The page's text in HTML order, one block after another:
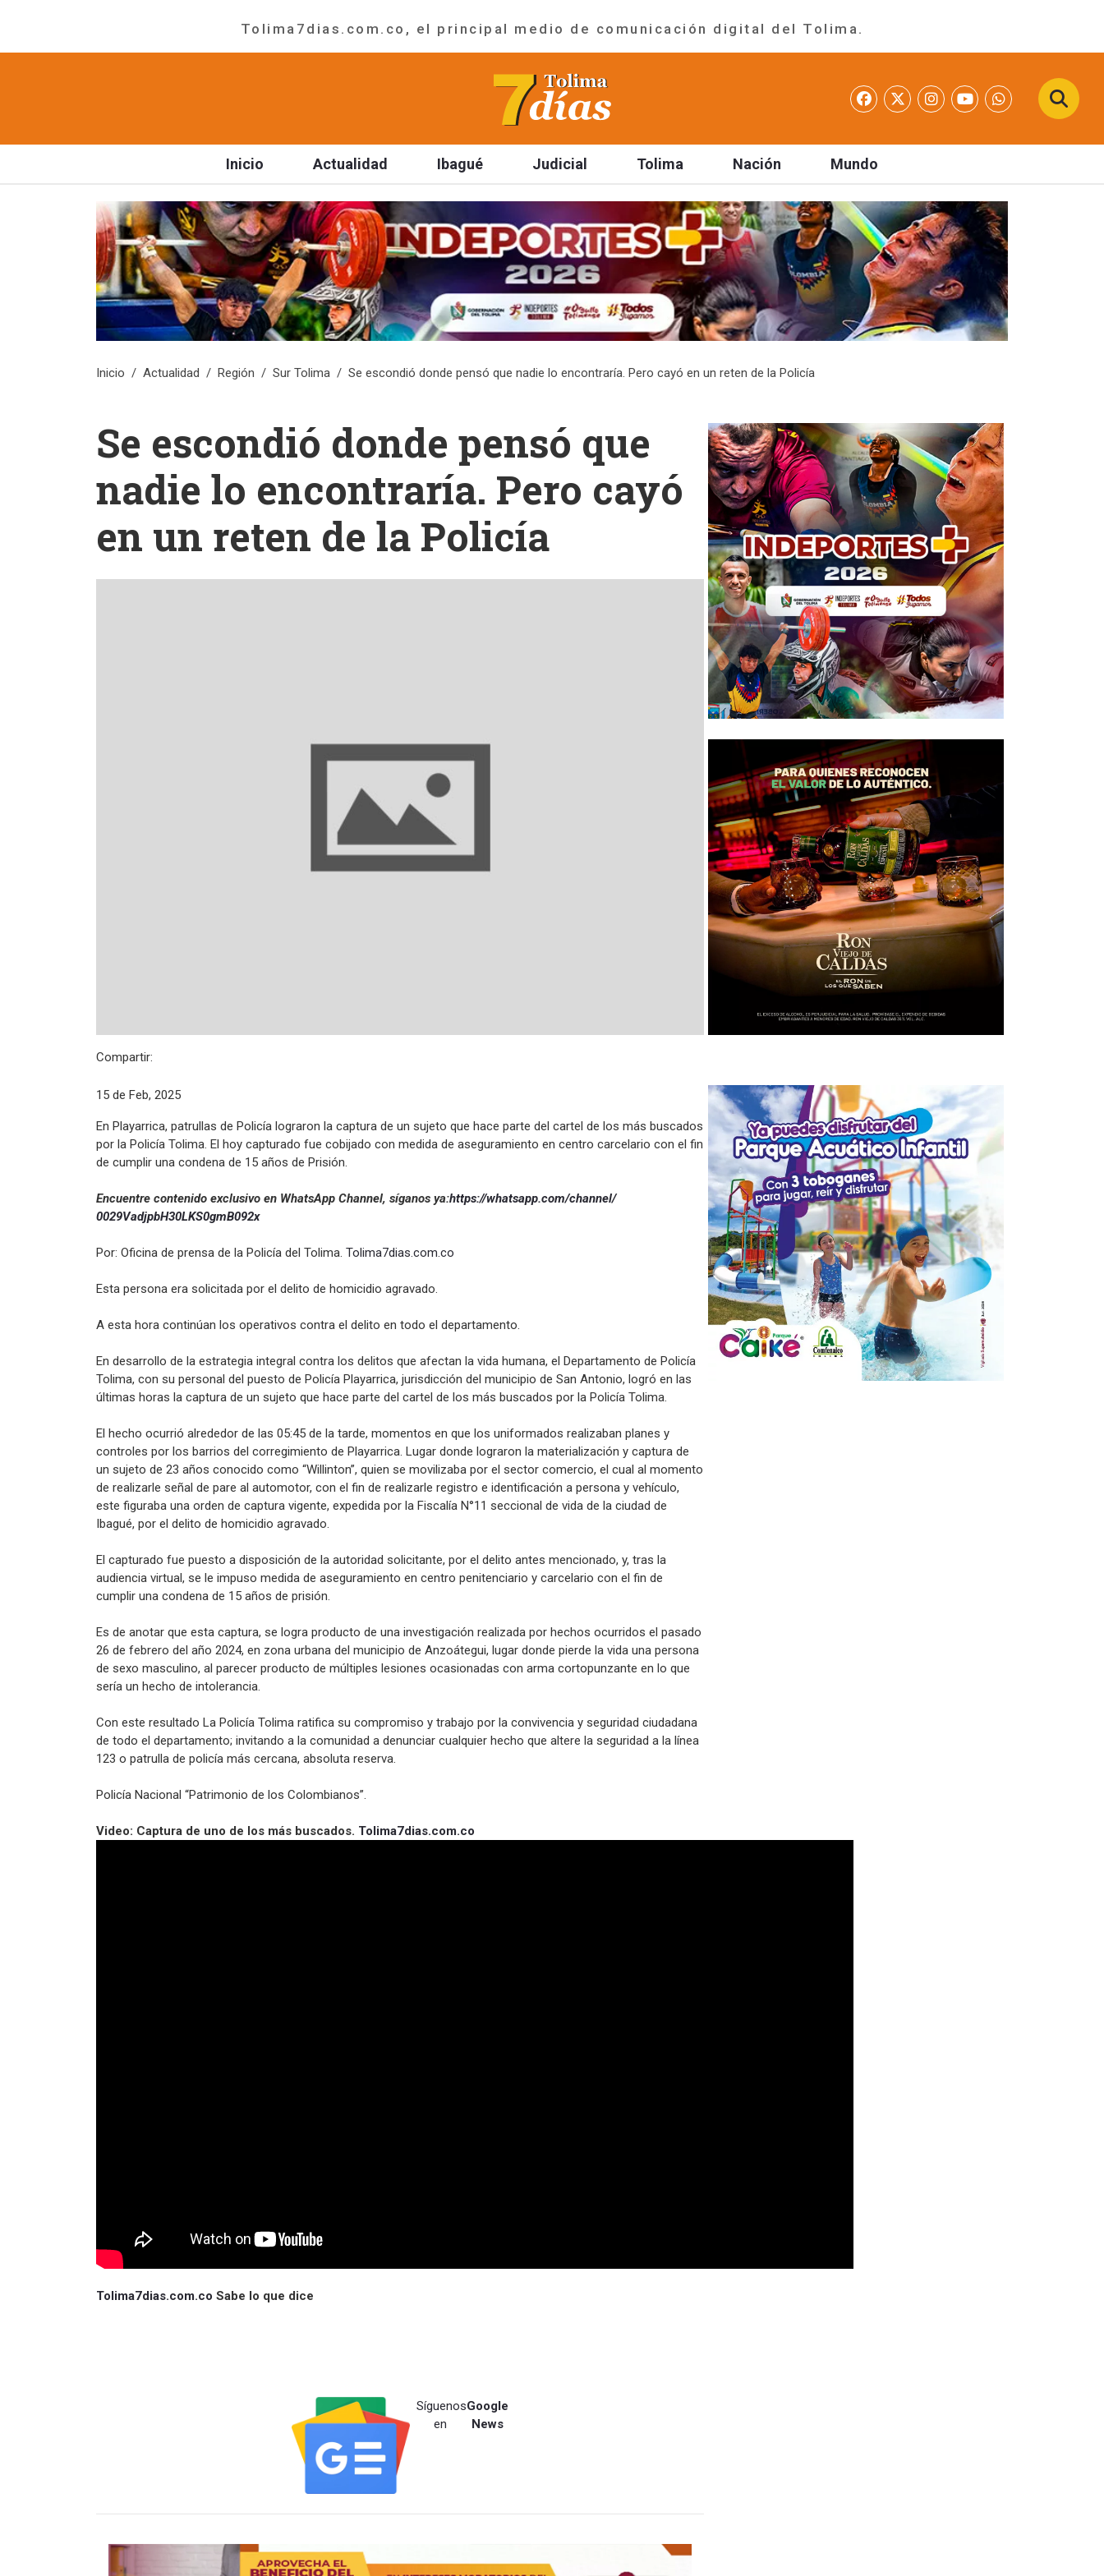
Tolima7dias.com.co, el principal medio de comunicación digital del Tolima.
Inicio Actualidad Ibagué Judicial Tolima Nación Mundo
Inicio Actualidad Región Sur Tolima Se escondió donde pensó que nadie lo encontraría. Pero cayó en un reten de la Policía
Se escondió donde pensó que
nadie lo encontraría. Pero cayó
en un reten de la Policía
Compartir:
15 de Feb, 2025
En Playarrica, patrullas de Policía lograron la captura de un sujeto que hace parte del cartel de los más buscados
por la Policía Tolima. El hoy capturado fue cobijado con medida de aseguramiento en centro carcelario con el fin
de cumplir una condena de 15 años de Prisión.
Encuentre contenido exclusivo en WhatsApp Channel, síganos ya:https://whatsapp.com/channel/
0029VadjpbH30LKS0gmB092x
Por: Oficina de prensa de la Policía del Tolima. Tolima7dias.com.co
Esta persona era solicitada por el delito de homicidio agravado.
A esta hora continúan los operativos contra el delito en todo el departamento.
En desarrollo de la estrategia integral contra los delitos que afectan la vida humana, el Departamento de Policía
Tolima, con su personal del puesto de Policía Playarrica, jurisdicción del municipio de San Antonio, logró en las
últimas horas la captura de un sujeto que hace parte del cartel de los más buscados por la Policía Tolima.
El hecho ocurrió alrededor de las 05:45 de la tarde, momentos en que los uniformados realizaban planes y
controles por los barrios del corregimiento de Playarrica. Lugar donde lograron la materialización y captura de
un sujeto de 23 años conocido como “Willinton”, quien se movilizaba por el sector comercio, el cual al momento
de realizarle señal de pare al automotor, con el fin de realizarle registro e identificación a persona y vehículo,
este figuraba una orden de captura vigente, expedida por la Fiscalía N°11 seccional de vida de la ciudad de
Ibagué, por el delito de homicidio agravado.
El capturado fue puesto a disposición de la autoridad solicitante, por el delito antes mencionado, y, tras la
audiencia virtual, se le impuso medida de aseguramiento en centro penitenciario y carcelario con el fin de
cumplir una condena de 15 años de prisión.
Es de anotar que esta captura, se logra producto de una investigación realizada por hechos ocurridos el pasado
26 de febrero del año 2024, en zona urbana del municipio de Anzoátegui, lugar donde pierde la vida una persona
de sexo masculino, al parecer producto de múltiples lesiones ocasionadas con arma cortopunzante en lo que
sería un hecho de intolerancia.
Con este resultado La Policía Tolima ratifica su compromiso y trabajo por la convivencia y seguridad ciudadana
de todo el departamento; invitando a la comunidad a denunciar cualquier hecho que altere la seguridad a la línea
123 o patrulla de policía más cercana, absoluta reserva.
Policía Nacional “Patrimonio de los Colombianos”.
Video: Captura de uno de los más buscados. Tolima7dias.com.co
Tolima7dias.com.co Sabe lo que dice
Síguenos
en
Google
News